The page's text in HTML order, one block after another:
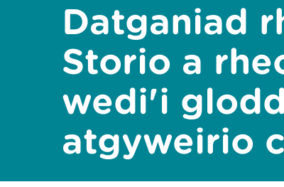
Datganiad
Storio a
wedi'i
atgyweirio